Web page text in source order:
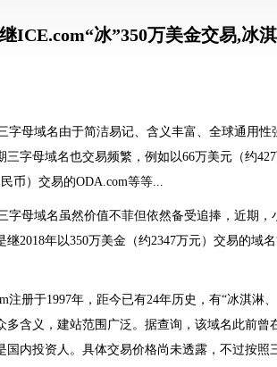
继ICE.com“冰”350万美金交易,冰
字母域名由于简洁易记、含义丰富、全球通用
三字母域名也交易频繁，例如以66万美元（约
币）交易的ODA.com等等...
字母域名虽然价值不菲但依然备受追捧，近期
继2018年以350万美金（约2347万元）交易的域
注册于1997年，距今已有24年历史，有“冰淇淋
多含义，建站范围广泛。据查询，该域名此前
国内投资人。具体交易价格尚未透露，不过按